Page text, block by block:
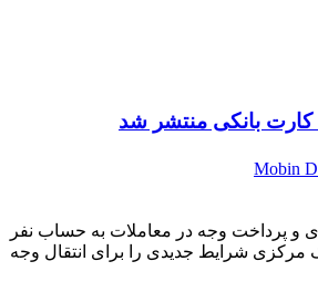
کارت بانکی منتشر شد
Mobin
و پرداخت وجه در معاملات به حساب نفر
مرکزی شرایط جدیدی را برای انتقال وجه